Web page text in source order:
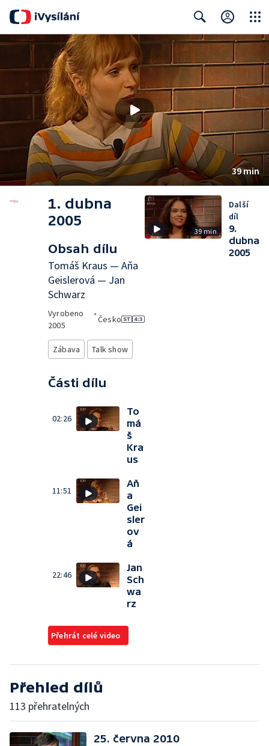
Search Close
39 min
1. dubna
2005
Obsah dílu
Tomáš Kraus — Aňa
Geislerová — Jan
Schwarz
Vyrobeno
2005
•
Česko
Zábava Talk show
Části dílu
02:26
To
má
š
Kra
us
11:51
Aň
a
Gei
sler
ov
á
22:46
Jan
Sch
wa
rz
Přehrát celé video
39 min
Další
díl
9.
dubna
2005
Přehled dílů
113 přehratelných
25. června 2010